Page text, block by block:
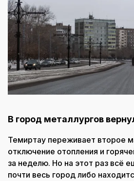
В город металлургов
Темиртау переживает второе
отключение отопления и
за неделю. Но на этот раз всё
почти весь город либо